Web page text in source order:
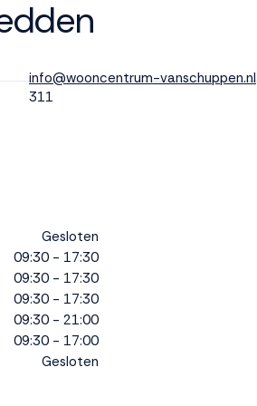
info@wooncentrum-vanschuppen.nl
311
Gesloten
09:30 - 17:30
09:30 - 17:30
09:30 - 17:30
09:30 - 21:00
09:30 - 17:00
Gesloten